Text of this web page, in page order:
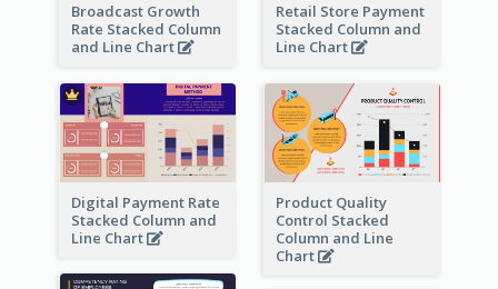
Broadcast Growth
Rate Stacked Column
and Line Chart
Retail Store Payment
Stacked Column and
Line Chart
Digital Payment Rate
Stacked Column and
Line Chart
Product Quality
Control Stacked
Column and Line
Chart